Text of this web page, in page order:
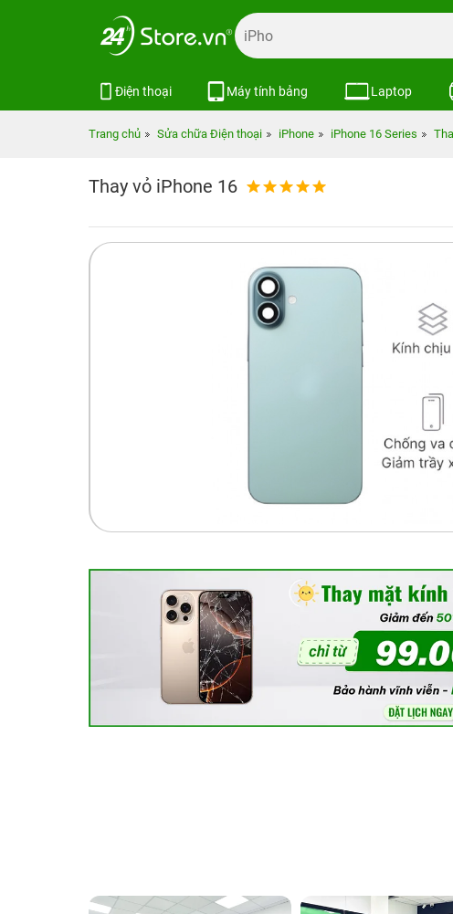
Điện thoại Máy tính bảng Laptop
Trang chủ Sửa chữa Điện thoại iPhone iPhone 16 Series
Thay vỏ iPhone 16